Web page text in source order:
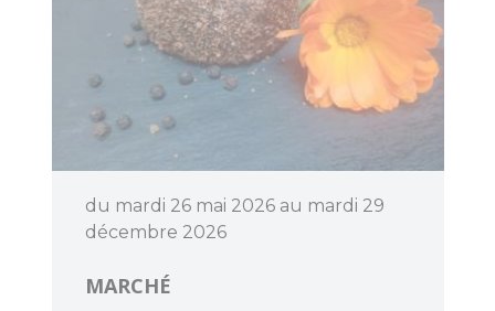
du mardi 26 mai 2026 au mardi 29
décembre 2026
MARCHÉ